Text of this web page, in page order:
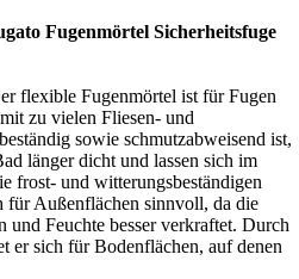
Fugenmörtel Sicherheitsfuge
flexible Fugenmörtel ist für Fugen
zu vielen Fliesen- und
sowie schmutzabweisend ist,
länger dicht und lassen sich im
frost- und witterungsbeständigen
für Außenflächen sinnvoll, da die
und Feuchte besser verkraftet. Durch
er sich für Bodenflächen, auf denen